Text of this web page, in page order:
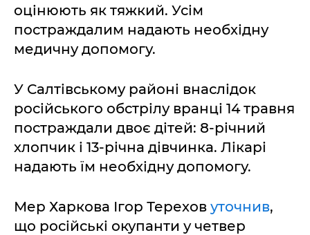
оцінюють як тяжкий. Усім
постраждалим надають необхідну
медичну допомогу.
У Салтівському районі внаслідок
російського обстрілу вранці 14 травня
постраждали двоє дітей: 8-річний
хлопчик і 13-річна дівчинка. Лікарі
надають їм необхідну допомогу.
Мер Харкова Ігор Терехов уточнив,
що російські окупанти у четвер